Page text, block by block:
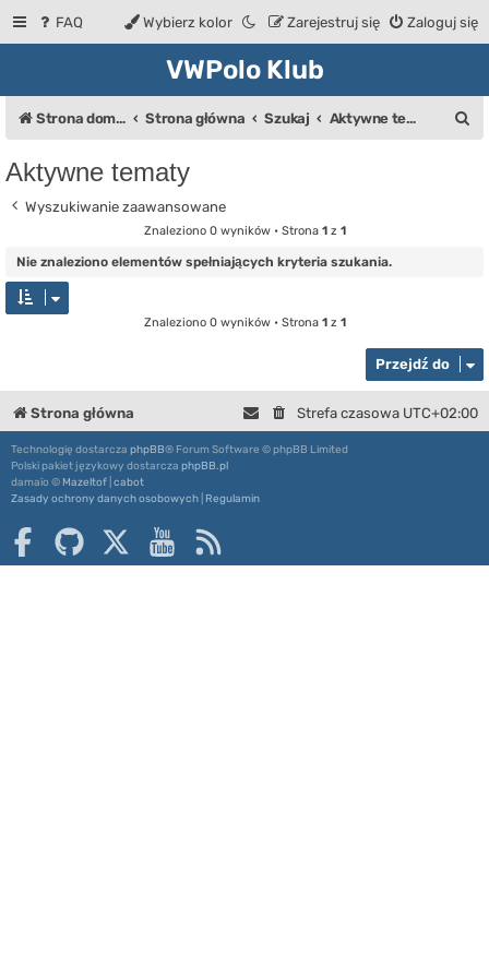
FAQ Zaloguj się
Zarejestruj się
Wybierz kolor
VWPolo Klub
Strona domowa Strona główna Szukaj Aktywne tematy
Aktywne tematy
Wyszukiwanie zaawansowane
Znaleziono 0 wyników • Strona 1z 1
Nie znaleziono elementów spełniających kryteria szukania.
Znaleziono 0 wyników • Strona 1z 1
Przejdź do
Strona główna Strefa czasowa UTC+02:00
Technologię dostarcza phpBB® Forum Software © phpBB Limited
Polski pakiet językowy dostarcza phpBB.pl
damaïo © Mazeltof cabot
Zasady ochrony danych osobowych
Regulamin